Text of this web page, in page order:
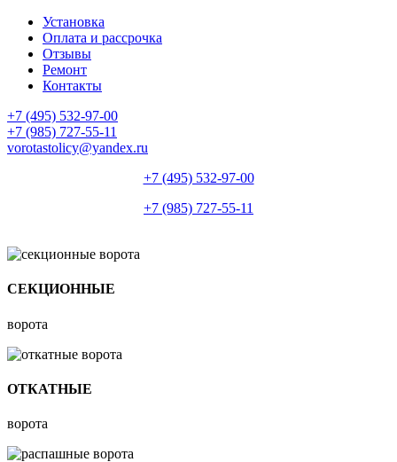
Установка
Оплата и рассрочка
Отзывы
Ремонт
Контакты
+7 (495) 532-97-00
+7 (985) 727-55-11
vorotastolicy@yandex.ru
+7 (495) 532-97-00
+7 (985) 727-55-11
СЕКЦИОННЫЕ
ворота
ОТКАТНЫЕ
ворота